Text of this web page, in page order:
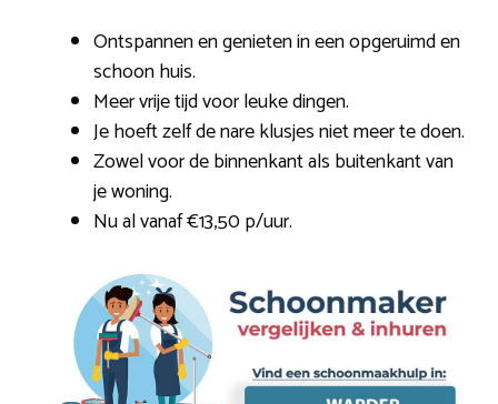
Ontspannen en genieten in een opgeruimd en
schoon huis.
Meer vrije tijd voor leuke dingen.
Je hoeft zelf de nare klusjes niet meer te doen.
Zowel voor de binnenkant als buitenkant van
je woning.
Nu al vanaf €13,50 p/uur.